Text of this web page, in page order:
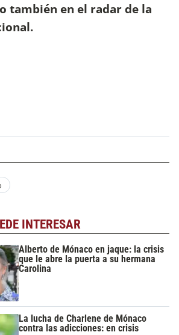
también en el radar de la
INTERESAR
Alberto de Mónaco en jaque: la crisis
que le abre la puerta a su hermana
Carolina
La lucha de Charlene de Mónaco
contra las adicciones: en crisis